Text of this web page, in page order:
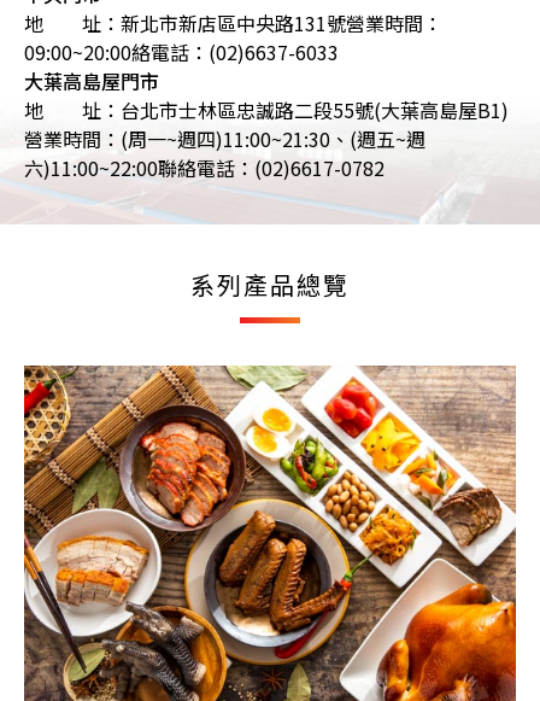
地 址：新北市新店區中央路131號營業時間：
09:00~20:00絡電話：(02)6637-6033
大葉高島屋門市
地 址：台北市士林區忠誠路二段55號(大葉高島屋B1)
營業時間：(周一~週四)11:00~21:30、(週五~週
六)11:00~22:00聯絡電話：(02)6617-0782
系列產品總覽